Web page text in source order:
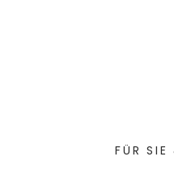
FÜR SIE